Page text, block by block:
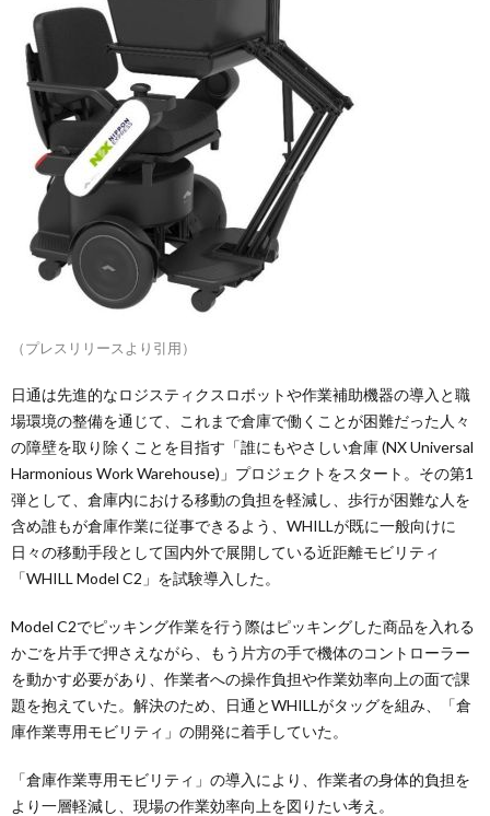
（プレスリリースより引用）
日通は先進的なロジスティクスロボットや作業補助機器の導入と職
場環境の整備を通じて、これまで倉庫で働くことが困難だった人々
の障壁を取り除くことを目指す「誰にもやさしい倉庫 (NX Universal
Harmonious Work Warehouse)」プロジェクトをスタート。その第1
弾として、倉庫内における移動の負担を軽減し、歩行が困難な人を
含め誰もが倉庫作業に従事できるよう、WHILLが既に一般向けに
日々の移動手段として国内外で展開している近距離モビリティ
「WHILL Model C2」を試験導入した。
Model C2でピッキング作業を行う際はピッキングした商品を入れる
かごを片手で押さえながら、もう片方の手で機体のコントローラー
を動かす必要があり、作業者への操作負担や作業効率向上の面で課
題を抱えていた。解決のため、日通とWHILLがタッグを組み、「倉
庫作業専用モビリティ」の開発に着手していた。
「倉庫作業専用モビリティ」の導入により、作業者の身体的負担を
より一層軽減し、現場の作業効率向上を図りたい考え。